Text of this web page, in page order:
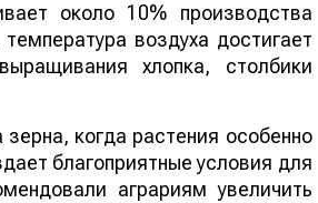
около 10% производства
воздуха достигает
хлопка, столбики
когда растения особенно
благоприятные условия для
аграриям увеличить